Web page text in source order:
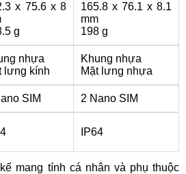
x 75.6 x 8
g
165.8 x 76.1 x 8.1
mm
198 g
nhựa
lưng kính
Khung nhựa
Mặt lưng nhựa
SIM 2 Nano SIM
IP64
mang tính cá nhân và phụ thuộc